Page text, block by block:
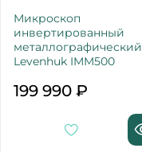
Микроскоп
инвертированный
металлографический
Levenhuk IMM500
199 990 ₽